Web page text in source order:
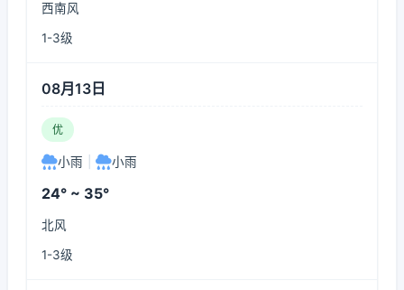
西南风
1-3级
08月13日
优
小雨 小雨
24° ~ 35°
北风
1-3级